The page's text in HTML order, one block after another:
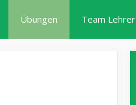
Übungen Team Lehrer